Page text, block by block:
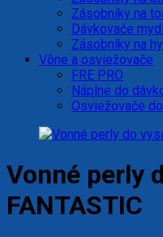
Zásobníky na
Dávkovače
Zásobníky na
Vône a osviežovače
FRE PRO
Náplne do
Osviežovače
Vonné perly
FANTASTIC